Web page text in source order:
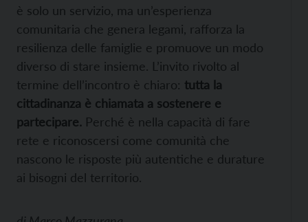
è solo un servizio, ma un’esperienza
comunitaria che genera legami, rafforza la
resilienza delle famiglie e promuove un modo
diverso di stare insieme. L’invito rivolto al
termine dell’incontro è chiaro: tutta la
cittadinanza è chiamata a sostenere e
partecipare. Perché è nella capacità di fare
rete e riconoscersi come comunità che
nascono le risposte più autentiche e durature
ai bisogni del territorio.